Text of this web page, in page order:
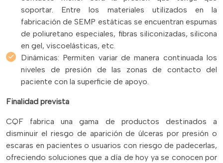
soportar. Entre los materiales utilizados en la
fabricación de SEMP estáticas se encuentran espumas
de poliuretano especiales, fibras siliconizadas, silicona
en gel, viscoelásticas, etc.
Dinámicas: Permiten variar de manera continuada los
niveles de presión de las zonas de contacto del
paciente con la superficie de apoyo.
Finalidad prevista
CQF fabrica una gama de productos destinados a
disminuir el riesgo de aparición de úlceras por presión o
escaras en pacientes o usuarios con riesgo de padecerlas,
ofreciendo soluciones que a día de hoy ya se conocen por